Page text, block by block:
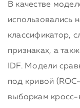
В качестве
использовались
классификатор,
признаках, а
IDF. Модели
под кривой
выборкам кросс-